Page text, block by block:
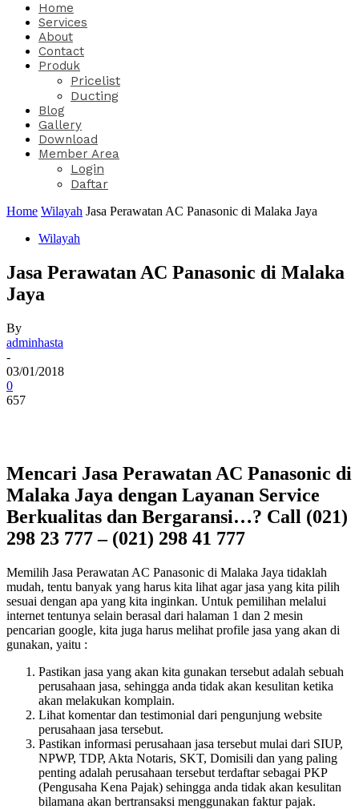
Home
Services
About
Contact
Produk
Pricelist
Ducting
Blog
Gallery
Download
Member Area
Login
Daftar
Home Wilayah Jasa Perawatan AC Panasonic di Malaka Jaya
Wilayah
Jasa Perawatan AC Panasonic di Malaka
Jaya
By
adminhasta
-
03/01/2018
0
657
Mencari Jasa Perawatan AC Panasonic di
Malaka Jaya dengan Layanan Service
Berkualitas dan Bergaransi…? Call (021)
298 23 777 – (021) 298 41 777
Memilih Jasa Perawatan AC Panasonic di Malaka Jaya tidaklah
mudah, tentu banyak yang harus kita lihat agar jasa yang kita pilih
sesuai dengan apa yang kita inginkan. Untuk pemilihan melalui
internet tentunya selain berasal dari halaman 1 dan 2 mesin
pencarian google, kita juga harus melihat profile jasa yang akan di
gunakan, yaitu :
Pastikan jasa yang akan kita gunakan tersebut adalah sebuah
perusahaan jasa, sehingga anda tidak akan kesulitan ketika
akan melakukan komplain.
Lihat komentar dan testimonial dari pengunjung website
perusahaan jasa tersebut.
Pastikan informasi perusahaan jasa tersebut mulai dari SIUP,
NPWP, TDP, Akta Notaris, SKT, Domisili dan yang paling
penting adalah perusahaan tersebut terdaftar sebagai PKP
(Pengusaha Kena Pajak) sehingga anda tidak akan kesulitan
bilamana akan bertransaksi menggunakan faktur pajak.